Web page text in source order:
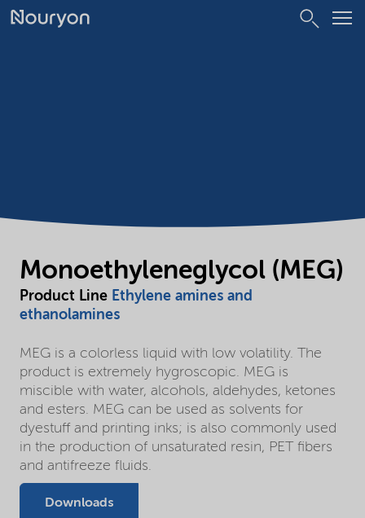
Monoethyleneglycol (MEG)
Product Line Ethylene amines and
ethanolamines
MEG is a colorless liquid with low volatility. The
product is extremely hygroscopic. MEG is
miscible with water, alcohols, aldehydes, ketones
and esters. MEG can be used as solvents for
dyestuff and printing inks; is also commonly used
in the production of unsaturated resin, PET fibers
and antifreeze fluids.
Downloads